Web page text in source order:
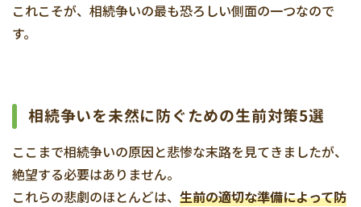
これこそが、相続争いの最も恐ろしい側面の一つなので
す。
相続争いを未然に防ぐための生前対策5選
ここまで相続争いの原因と悲惨な末路を見てきましたが、
絶望する必要はありません。
これらの悲劇のほとんどは、 生前の適切な準備によって防